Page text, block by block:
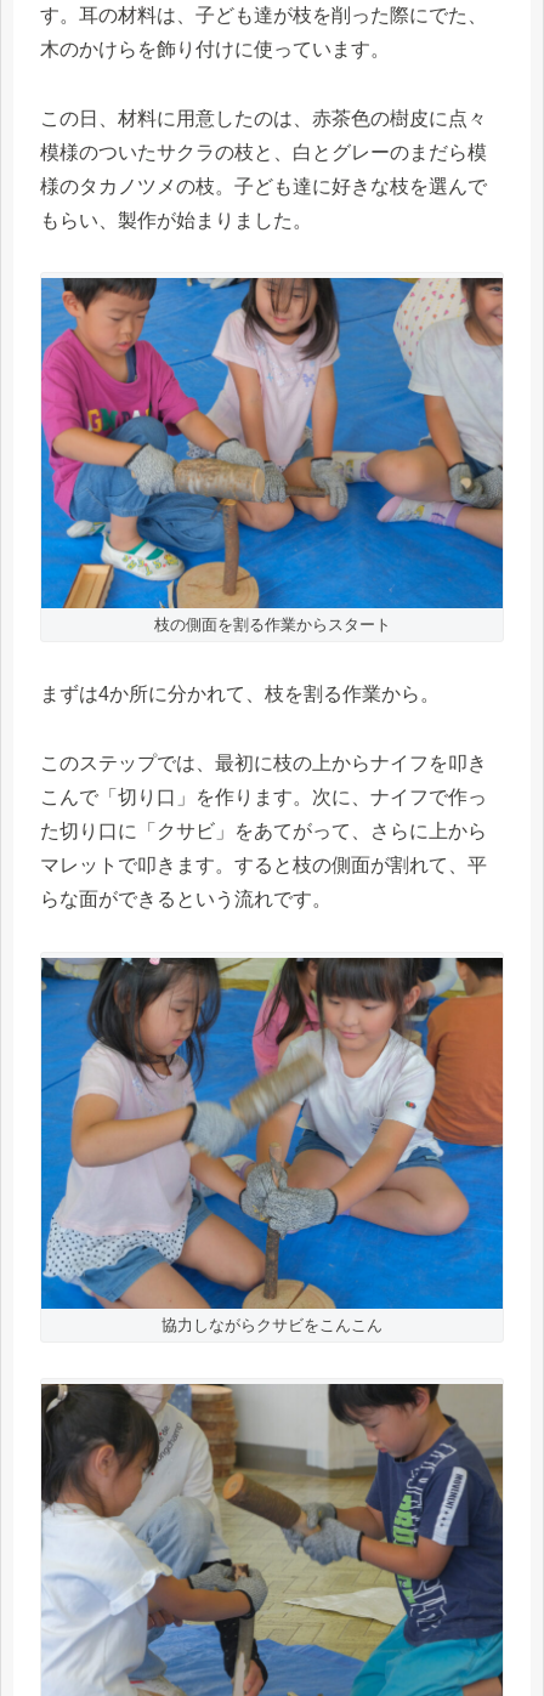
す。耳の材料は、子ども達が枝を削った際にでた、
木のかけらを飾り付けに使っています。
この日、材料に用意したのは、赤茶色の樹皮に点々
模様のついたサクラの枝と、白とグレーのまだら模
様のタカノツメの枝。子ども達に好きな枝を選んで
もらい、製作が始まりました。
枝の側面を割る作業からスタート
まずは4か所に分かれて、枝を割る作業から。
このステップでは、最初に枝の上からナイフを叩き
こんで「切り口」を作ります。次に、ナイフで作っ
た切り口に「クサビ」をあてがって、さらに上から
マレットで叩きます。すると枝の側面が割れて、平
らな面ができるという流れです。
協力しながらクサビをこんこん